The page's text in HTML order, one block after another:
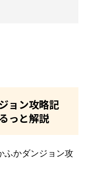
ョン攻略記
っと解説
ふかダンジョン攻